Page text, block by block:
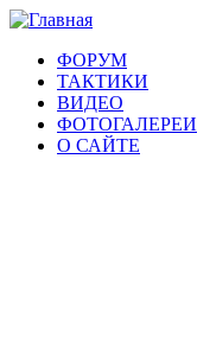
ФОРУМ
ТАКТИКИ
ВИДЕО
ФОТОГАЛЕРЕИ
О САЙТЕ